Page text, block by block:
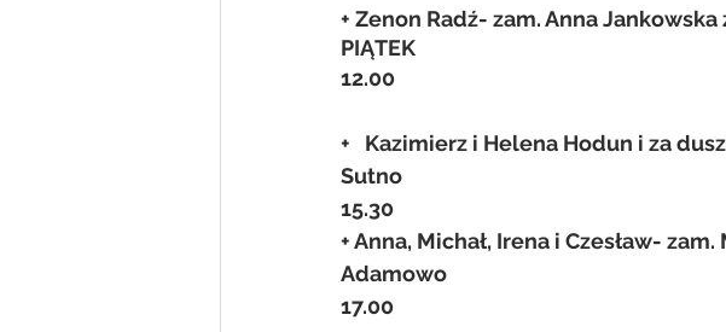
+ Zenon Radź- zam. Anna Jankowska
PIĄTEK
12.00
+   Kazimierz i Helena Hodun i za
Sutno
15.30
+ Anna, Michał, Irena i Czesław-
Adamowo
17.00